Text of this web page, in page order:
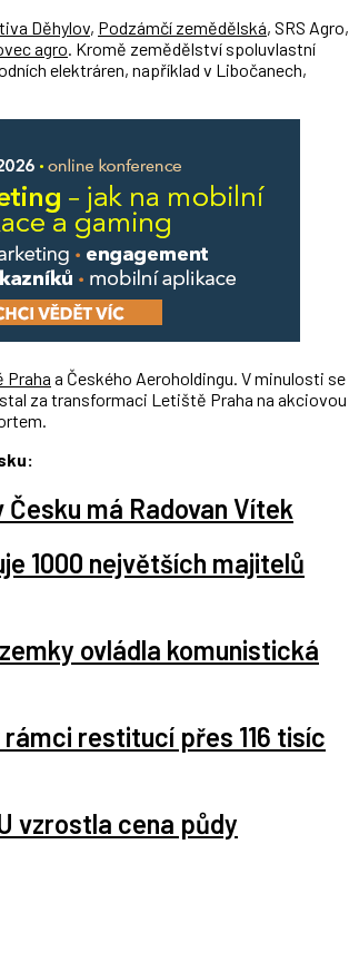
Děhylov, Podzámčí zemědělská, SRS Agro,
agro. Kromě zemědělství spoluvlastní
elektráren, například v Libočanech,
Praha a Českého Aeroholdingu. V minulosti se
za transformaci Letiště Praha na akciovou
má Radovan Vítek
1000 největších majitelů
ovládla komunistická
restitucí přes 116 tisíc
vzrostla cena půdy